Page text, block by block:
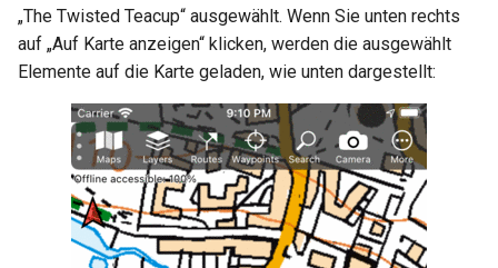
„The Twisted Teacup“ ausgewählt. Wenn Sie unten rechts
auf „Auf Karte anzeigen“ klicken, werden die ausgewählt
Elemente auf die Karte geladen, wie unten dargestellt: